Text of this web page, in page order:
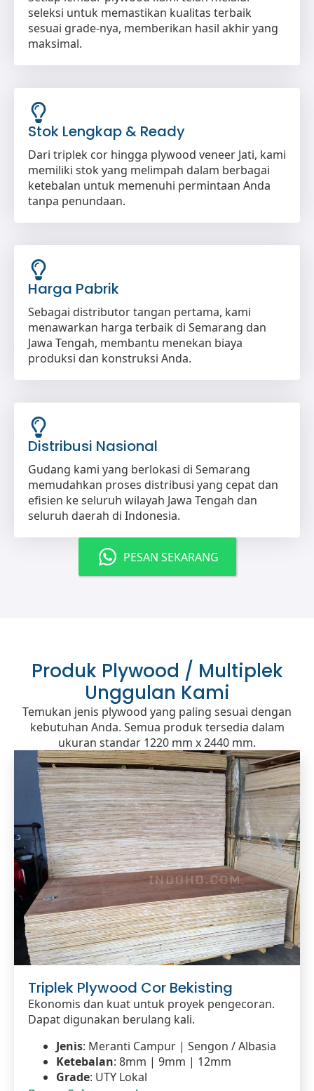
seleksi untuk memastikan kualitas terbaik
sesuai grade-nya, memberikan hasil akhir yang
maksimal.
Stok Lengkap & Ready
Dari triplek cor hingga plywood veneer Jati, kami
memiliki stok yang melimpah dalam berbagai
ketebalan untuk memenuhi permintaan Anda
tanpa penundaan.
Harga Pabrik
Sebagai distributor tangan pertama, kami
menawarkan harga terbaik di Semarang dan
Jawa Tengah, membantu menekan biaya
produksi dan konstruksi Anda.
Distribusi Nasional
Gudang kami yang berlokasi di Semarang
memudahkan proses distribusi yang cepat dan
efisien ke seluruh wilayah Jawa Tengah dan
seluruh daerah di Indonesia.
PESAN SEKARANG
Produk Plywood / Multiplek
Unggulan Kami
Temukan jenis plywood yang paling sesuai dengan
kebutuhan Anda. Semua produk tersedia dalam
ukuran standar 1220 mm x 2440 mm.
Triplek Plywood Cor Bekisting
Ekonomis dan kuat untuk proyek pengecoran.
Dapat digunakan berulang kali.
Jenis: Meranti Campur | Sengon / Albasia
Ketebalan: 8mm | 9mm | 12mm
Grade: UTY Lokal